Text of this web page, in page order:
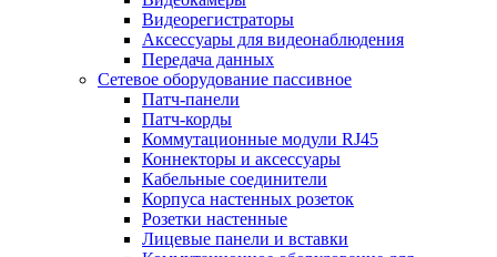
Видеорегистраторы
Аксессуары для видеонаблюдения
Передача данных
Сетевое оборудование пассивное
Патч-панели
Патч-корды
Коммутационные модули RJ45
Коннекторы и аксессуары
Кабельные соединители
Корпуса настенных розеток
Розетки настенные
Лицевые панели и вставки